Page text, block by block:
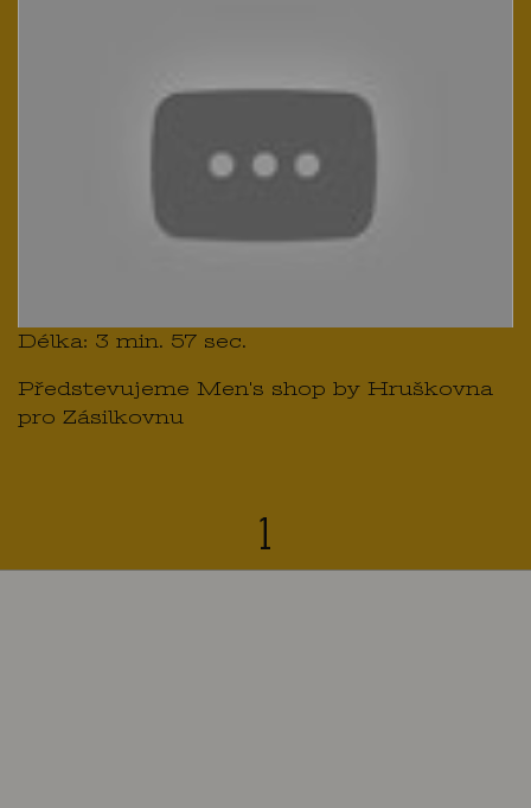
Délka: 3 min. 57 sec.
Předstevujeme Men's shop by Hruškovna
pro Zásilkovnu
1